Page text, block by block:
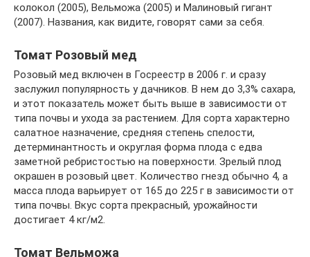
колокол (2005), Вельможа (2005) и Малиновый гигант
(2007). Названия, как видите, говорят сами за себя.
Томат Розовый мед
Розовый мед включен в Госреестр в 2006 г. и сразу
заслужил популярность у дачников. В нем до 3,3% сахара,
и этот показатель может быть выше в зависимости от
типа почвы и ухода за растением. Для сорта характерно
салатное назначение, средняя степень спелости,
детерминантность и округлая форма плода с едва
заметной ребристостью на поверхности. Зрелый плод
окрашен в розовый цвет. Количество гнезд обычно 4, а
масса плода варьирует от 165 до 225 г в зависимости от
типа почвы. Вкус сорта прекрасный, урожайности
достигает 4 кг/м2.
Томат Вельможа